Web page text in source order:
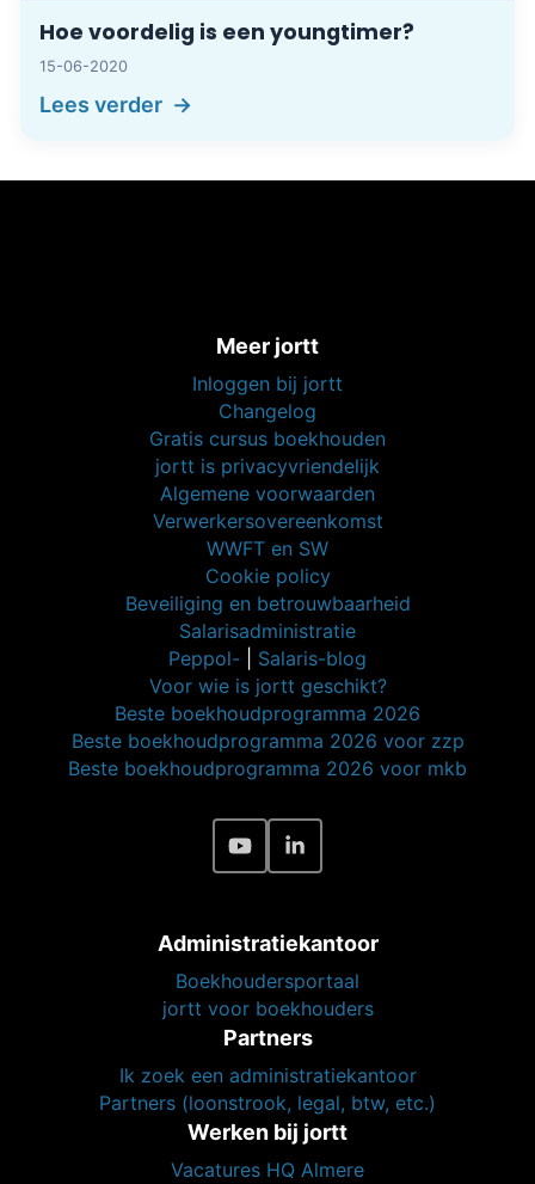
Hoe voordelig is een youngtimer?
15-06-2020
Lees verder
Meer jortt
Inloggen bij jortt
Changelog
Gratis cursus boekhouden
jortt is privacyvriendelijk
Algemene voorwaarden
Verwerkersovereenkomst
WWFT en SW
Cookie policy
Beveiliging en betrouwbaarheid
Salarisadministratie
Peppol-
Salaris-blog
Voor wie is jortt geschikt?
Beste boekhoudprogramma 2026
Beste boekhoudprogramma 2026 voor zzp
Beste boekhoudprogramma 2026 voor mkb
Administratiekantoor
Boekhoudersportaal
jortt voor boekhouders
Partners
Ik zoek een administratiekantoor
Partners (loonstrook, legal, btw, etc.)
Werken bij jortt
Vacatures HQ Almere